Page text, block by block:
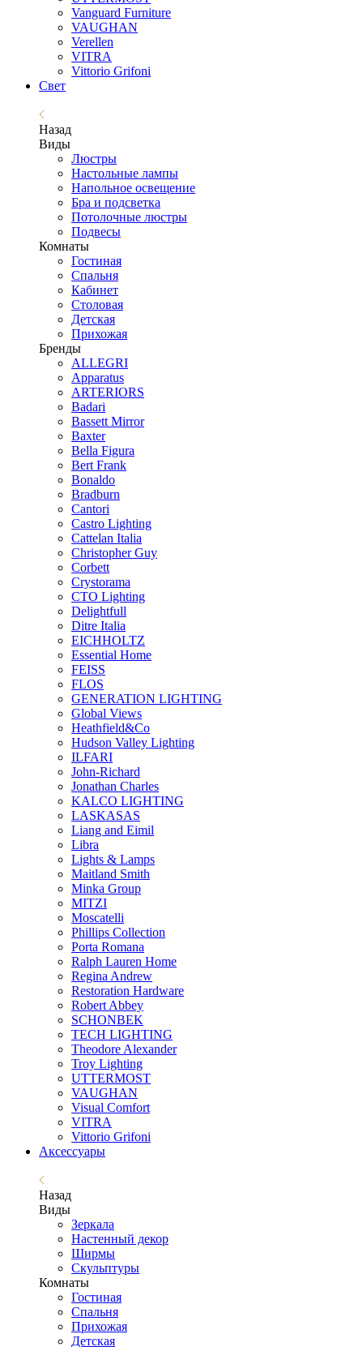
Vanguard Furniture
VAUGHAN
Verellen
VITRA
Vittorio Grifoni
Свет
Назад
Виды
Люстры
Настольные лампы
Напольное освещение
Бра и подсветка
Потолочные люстры
Подвесы
Комнаты
Гостиная
Спальня
Кабинет
Столовая
Детская
Прихожая
Бренды
ALLEGRI
Apparatus
ARTERIORS
Badari
Bassett Mirror
Baxter
Bella Figura
Bert Frank
Bonaldo
Bradburn
Cantori
Castro Lighting
Cattelan Italia
Christopher Guy
Corbett
Crystorama
CTO Lighting
Delightfull
Ditre Italia
EICHHOLTZ
Essential Home
FEISS
FLOS
GENERATION LIGHTING
Global Views
Heathfield&Co
Hudson Valley Lighting
ILFARI
John-Richard
Jonathan Charles
KALCO LIGHTING
LASKASAS
Liang and Eimil
Libra
Lights & Lamps
Maitland Smith
Minka Group
MITZI
Moscatelli
Phillips Collection
Porta Romana
Ralph Lauren Home
Regina Andrew
Restoration Hardware
Robert Abbey
SCHONBEK
TECH LIGHTING
Theodore Alexander
Troy Lighting
UTTERMOST
VAUGHAN
Visual Comfort
VITRA
Vittorio Grifoni
Аксессуары
Назад
Виды
Зеркала
Настенный декор
Ширмы
Скульптуры
Комнаты
Гостиная
Спальня
Прихожая
Детская